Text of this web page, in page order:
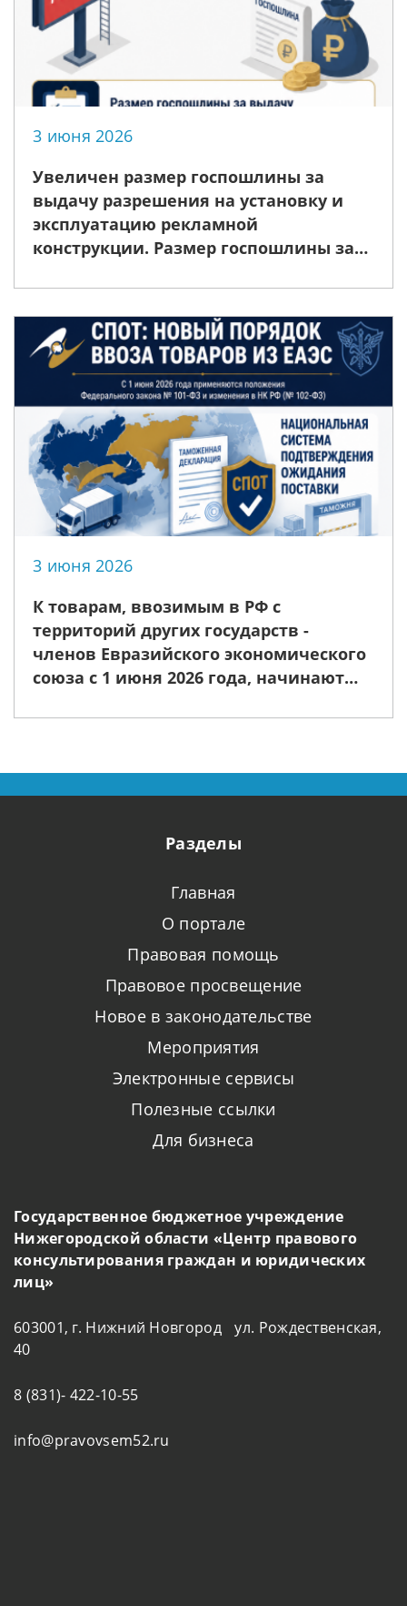
3 июня 2026
Увеличен размер госпошлины за
выдачу разрешения на установку и
эксплуатацию рекламной
конструкции. Размер госпошлины за
эксплуатацию рекламной конструкции
увеличивается с 5 до 10 тыс. рублей.
Кроме того, от уплаты государс
3 июня 2026
К товарам, ввозимым в РФ с
территорий других государств -
членов Евразийского экономического
союза с 1 июня 2026 года, начинают
СПОТ
Разделы
Главная
О портале
Правовая помощь
Правовое просвещение
Новое в законодательстве
Мероприятия
Электронные сервисы
Полезные ссылки
Для бизнеса
Государственное бюджетное учреждение
Нижегородской области «Центр правового
консультирования граждан и юридических
лиц»
603001, г. Нижний Новгород ул. Рождественская,
40
8 (831)- 422-10-55
info@pravovsem52.ru